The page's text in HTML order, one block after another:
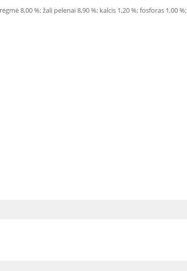
8,00 %; žali pelenai 8,90 %; kalcis 1,20 %; fosforas 1,00